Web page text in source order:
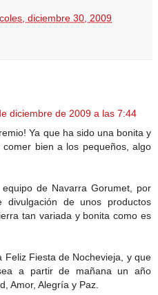
diciembre 30, 2009
diciembre de 2009 a las 7:44
Ya que ha sido una bonita y
bien a los pequeños, algo
equipo de Navarra Gorumet, por
divulgación de unos productos
tan variada y bonita como es
Feliz Fiesta de Nochevieja, y que
a partir de mañana un año
Amor, Alegría y Paz.